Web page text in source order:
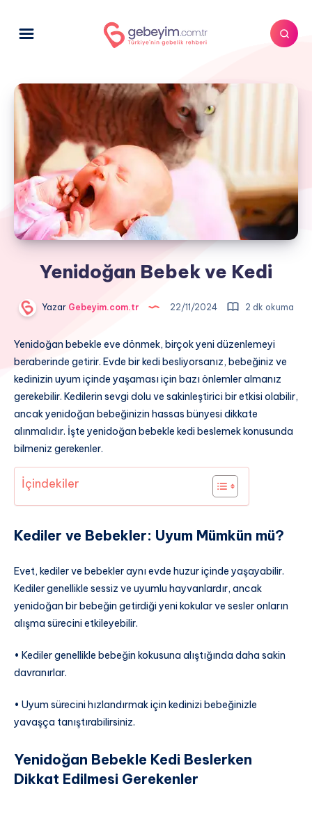
Yenidoğan Bebek ve Kedi
YazarGebeyim.com.tr 22/11/2024 2 dk okuma
Yenidoğan bebekle eve dönmek, birçok yeni düzenlemeyi
beraberinde getirir. Evde bir kedi besliyorsanız, bebeğiniz ve
kedinizin uyum içinde yaşaması için bazı önlemler almanız
gerekebilir. Kedilerin sevgi dolu ve sakinleştirici bir etkisi olabilir,
ancak yenidoğan bebeğinizin hassas bünyesi dikkate
alınmalıdır. İşte yenidoğan bebekle kedi beslemek konusunda
bilmeniz gerekenler.
İçindekiler
Kediler ve Bebekler: Uyum Mümkün mü?
Evet, kediler ve bebekler aynı evde huzur içinde yaşayabilir.
Kediler genellikle sessiz ve uyumlu hayvanlardır, ancak
yenidoğan bir bebeğin getirdiği yeni kokular ve sesler onların
alışma sürecini etkileyebilir.
• Kediler genellikle bebeğin kokusuna alıştığında daha sakin
davranırlar.
• Uyum sürecini hızlandırmak için kedinizi bebeğinizle
yavaşça tanıştırabilirsiniz.
Yenidoğan Bebekle Kedi Beslerken
Dikkat Edilmesi Gerekenler